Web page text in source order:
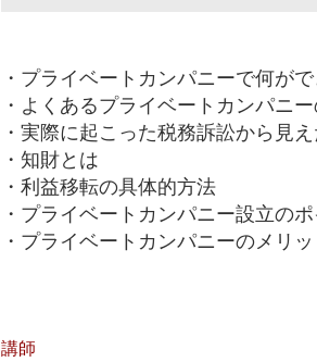
・プライベートカンパニーで何がで
・よくあるプライベートカンパニ
・実際に起こった税務訴訟から見え
・知財とは
・利益移転の具体的方法
・プライベートカンパニー設立のポ
・プライベートカンパニーのメリ
講師